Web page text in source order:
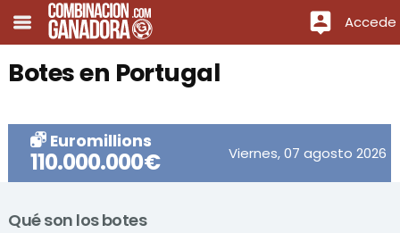
Accede
Botes en Portugal
Euromillions
110.000.000€ Viernes, 07 agosto 2026
Qué son los botes